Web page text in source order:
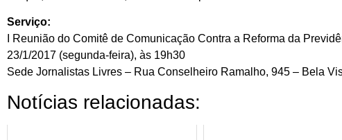
Serviço:
I Reunião do Comitê de Comunicação Contra a Reforma da
23/1/2017 (segunda-feira), às 19h30
Sede Jornalistas Livres – Rua Conselheiro Ramalho, 945 – Bela
Notícias relacionadas: